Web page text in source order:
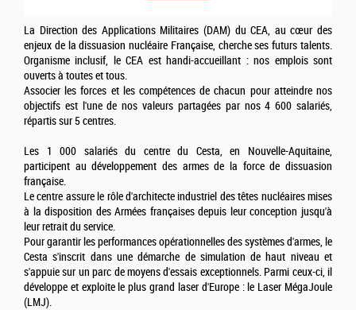
La Direction des Applications Militaires (DAM) du CEA, au cœur des
enjeux de la dissuasion nucléaire Française, cherche ses futurs talents.
Organisme inclusif, le CEA est handi-accueillant : nos emplois sont
ouverts à toutes et tous.
Associer les forces et les compétences de chacun pour atteindre nos
objectifs est l'une de nos valeurs partagées par nos 4 600 salariés,
répartis sur 5 centres.
Les 1 000 salariés du centre du Cesta, en Nouvelle-Aquitaine,
participent au développement des armes de la force de dissuasion
française.
Le centre assure le rôle d'architecte industriel des têtes nucléaires mises
à la disposition des Armées françaises depuis leur conception jusqu'à
leur retrait du service.
Pour garantir les performances opérationnelles des systèmes d'armes, le
Cesta s'inscrit dans une démarche de simulation de haut niveau et
s'appuie sur un parc de moyens d'essais exceptionnels. Parmi ceux-ci, il
développe et exploite le plus grand laser d'Europe : le Laser MégaJoule
(LMJ).